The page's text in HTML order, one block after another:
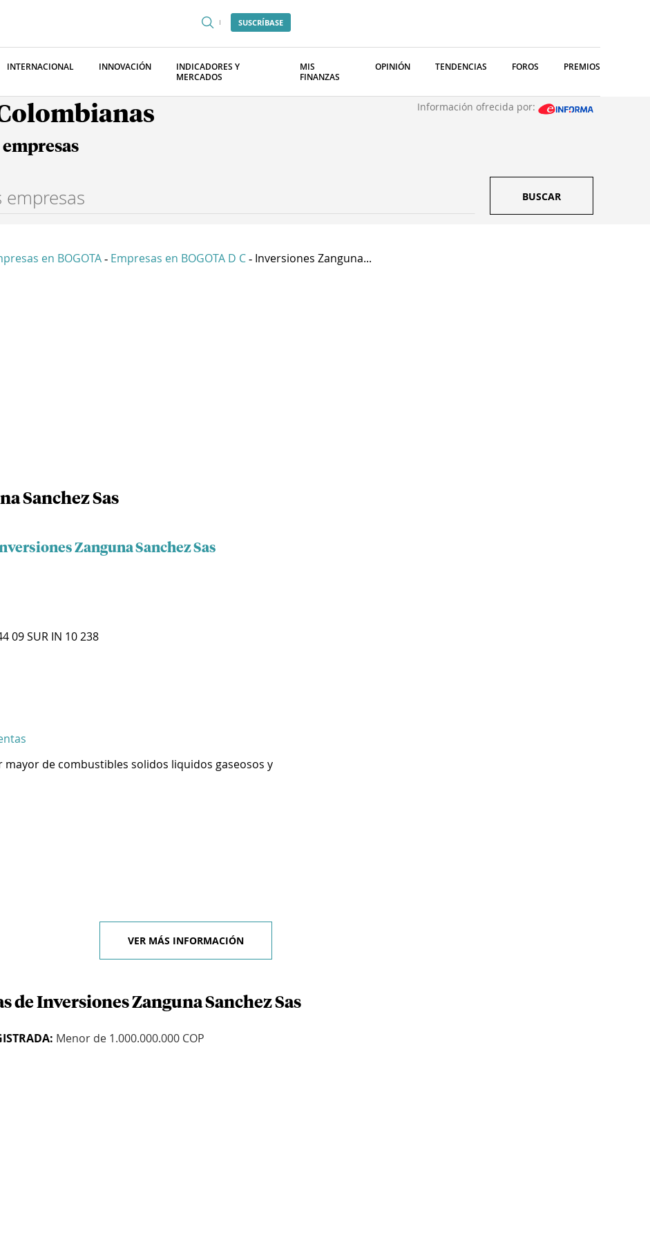
SUSCRÍBASE
INTERNACIONAL INNOVACIÓN
INDICADORES Y
MERCADOS
MIS
FINANZAS
OPINIÓN TENDENCIAS FOROS PREMIOS
Información ofrecida por:
BUSCAR
en BOGOTA - Empresas en BOGOTA D C - Inversiones Zanguna...
Sanchez Sas
Zanguna Sanchez Sas
09 SUR IN 10 238
mayor de combustibles solidos liquidos gaseosos y
VER MÁS INFORMACIÓN
de Inversiones Zanguna Sanchez Sas
Menor de 1.000.000.000 COP